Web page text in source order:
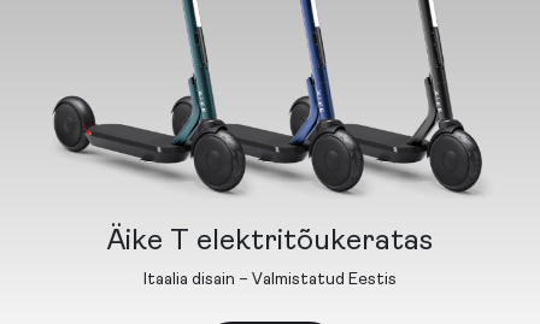
Äike T elektritõukeratas
Itaalia disain – Valmistatud Eestis